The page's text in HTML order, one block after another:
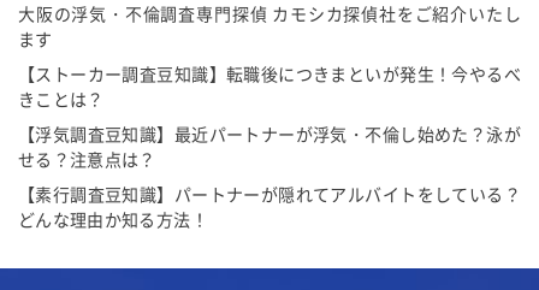
大阪の浮気・不倫調査専門探偵 カモシカ探偵社をご紹介いたし
ます
【ストーカー調査豆知識】転職後につきまといが発生！今やるべ
きことは？
【浮気調査豆知識】最近パートナーが浮気・不倫し始めた？泳が
せる？注意点は？
【素行調査豆知識】パートナーが隠れてアルバイトをしている？
どんな理由か知る方法！